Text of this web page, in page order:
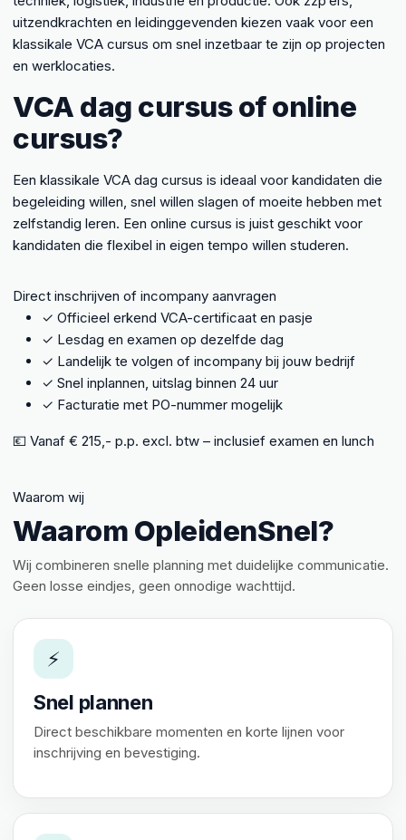
uitzendkrachten en leidinggevenden kiezen vaak voor een
klassikale VCA cursus om snel inzetbaar te zijn op projecten
en werklocaties.
VCA dag cursus of online
cursus?
Een klassikale VCA dag cursus is ideaal voor kandidaten die
begeleiding willen, snel willen slagen of moeite hebben met
zelfstandig leren. Een online cursus is juist geschikt voor
kandidaten die flexibel in eigen tempo willen studeren.
Direct inschrijven of incompany aanvragen
✓ Officieel erkend VCA-certificaat en pasje
✓ Lesdag en examen op dezelfde dag
✓ Landelijk te volgen of incompany bij jouw bedrijf
✓ Snel inplannen, uitslag binnen 24 uur
✓ Facturatie met PO-nummer mogelijk
💶 Vanaf € 215,- p.p. excl. btw – inclusief examen en lunch
Waarom wij
Waarom OpleidenSnel?
Wij combineren snelle planning met duidelijke communicatie.
Geen losse eindjes, geen onnodige wachttijd.
⚡
Snel plannen
Direct beschikbare momenten en korte lijnen voor
inschrijving en bevestiging.